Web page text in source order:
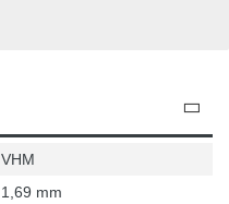
VHM
1,69 mm